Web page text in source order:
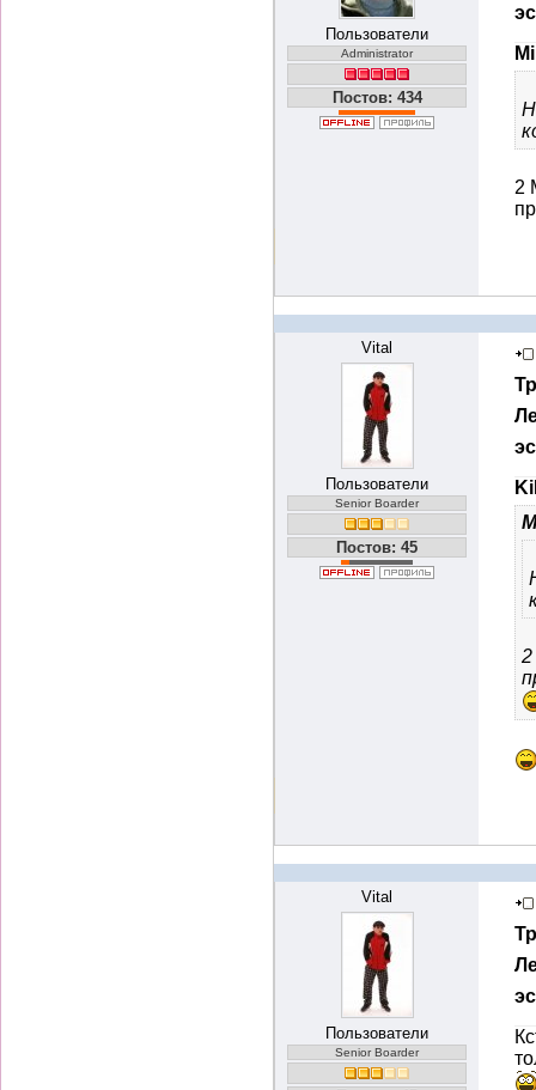
Пользователи
Administrator
Постов: 434
2
Vital
Пользователи
Senior Boarder
Постов: 45
2
Vital
Пользователи
Senior Boarder